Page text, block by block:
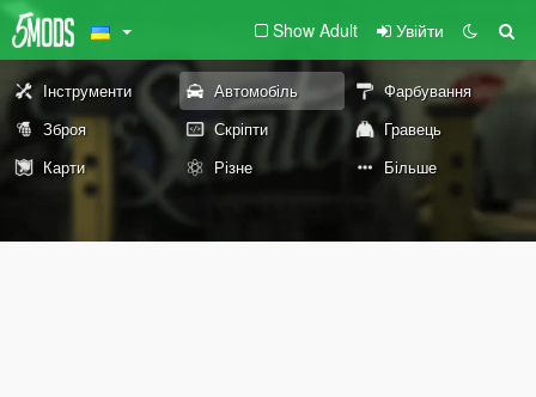
Show Adult Увійти
Інструменти Автомобіль
Фарбування
Зброя
Скріпти
Гравець
Карти
Різне Більше